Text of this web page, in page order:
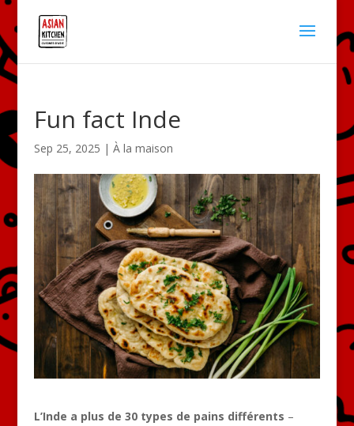
Fun fact Inde
Sep 25, 2025 | À la maison
L’Inde a plus de 30 types de pains différents –